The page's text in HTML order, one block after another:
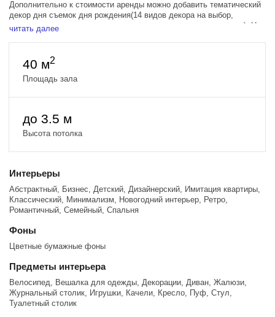
Дополнительно к стоимости аренды можно добавить тематический
декор дня съемок дня рождения(14 видов декора на выбор,
администратор с радостью отправит вам варианты по запросу). Но
и без дополнительного декора, у нас прекрасно можно провести
Подставку для торта, топперы, большую цифру мы выдадим вам
совершенно бесплатно.
По вопросам бронирования пишите, пожалуйста, в WhatsApp, в ТГ,
+7 977 953-67-97.
тел. владелицы студии - 89039695502
читать далее
40 м2
Площадь зала
до 3.5 м
Высота потолка
Интерьеры
Абстрактный, Бизнес, Детский, Дизайнерский, Имитация квартиры,
Классический, Минимализм, Новогодний интерьер, Ретро,
Романтичный, Семейный, Спальня
Фоны
Цветные бумажные фоны
Предметы интерьера
Велосипед, Вешалка для одежды, Декорации, Диван, Жалюзи,
Журнальный столик, Игрушки, Качели, Кресло, Пуф, Стул,
Туалетный столик